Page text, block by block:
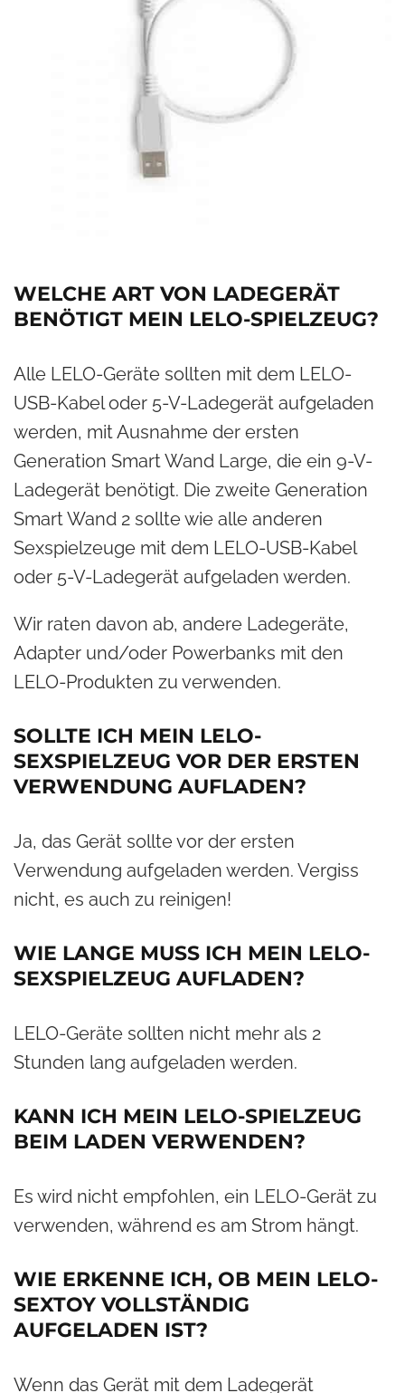
WELCHE ART VON LADEGERÄT
BENÖTIGT MEIN LELO-SPIELZEUG?
Alle LELO-Geräte sollten mit dem LELO-
USB-Kabel oder 5-V-Ladegerät aufgeladen
werden, mit Ausnahme der ersten
Generation Smart Wand Large, die ein 9-V-
Ladegerät benötigt. Die zweite Generation
Smart Wand 2 sollte wie alle anderen
Sexspielzeuge mit dem LELO-USB-Kabel
oder 5-V-Ladegerät aufgeladen werden.
Wir raten davon ab, andere Ladegeräte,
Adapter und/oder Powerbanks mit den
LELO-Produkten zu verwenden.
SOLLTE ICH MEIN LELO-
SEXSPIELZEUG VOR DER ERSTEN
VERWENDUNG AUFLADEN?
Ja, das Gerät sollte vor der ersten
Verwendung aufgeladen werden. Vergiss
nicht, es auch zu reinigen!
WIE LANGE MUSS ICH MEIN LELO-
SEXSPIELZEUG AUFLADEN?
LELO-Geräte sollten nicht mehr als 2
Stunden lang aufgeladen werden.
KANN ICH MEIN LELO-SPIELZEUG
BEIM LADEN VERWENDEN?
Es wird nicht empfohlen, ein LELO-Gerät zu
verwenden, während es am Strom hängt.
WIE ERKENNE ICH, OB MEIN LELO-
SEXTOY VOLLSTÄNDIG
AUFGELADEN IST?
Wenn das Gerät mit dem Ladegerät